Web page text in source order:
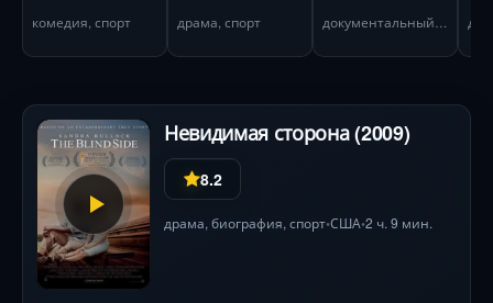
комедия, спорт драма, спорт
Невидимая сторона (2009)
8.2
драма, биография, спорт•США•2 ч. 9 мин.